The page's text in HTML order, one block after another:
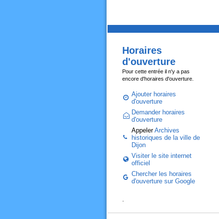
Horaires
d'ouverture
Pour cette entrée il n'y a pas
encore d'horaires d'ouverture.
Ajouter horaires
d'ouverture
Demander horaires
d'ouverture
AppelerArchives
historiques de la ville de
Dijon
Visiter le site internet
officiel
Chercher les horaires
d'ouverture sur Google
.